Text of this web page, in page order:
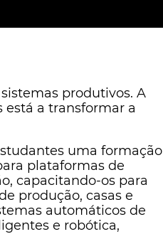
produtivos. A
a transformar a
uma formação
plataformas de
capacitando-os para
produção, casas e
automáticos de
e robótica,